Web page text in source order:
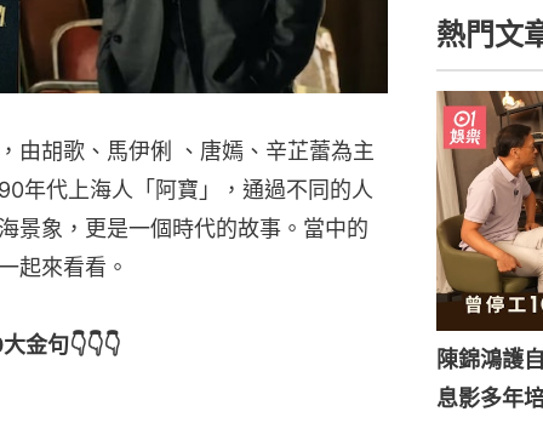
由胡歌、馬伊俐 、唐嫣、辛芷蕾為主
年代上海人「阿寶」，通過不同的人
景象，更是一個時代的故事。當中的
起來看看。
金句👇👇👇
熱門文
陳錦鴻護
息影多年